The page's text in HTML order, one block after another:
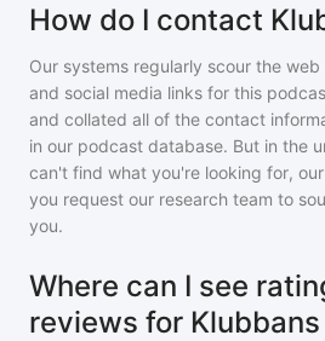
How do I contact
Our systems regularly scour the
and social media links for this
and collated all of the contact
in our podcast database. But in the
can't find what you're looking for, our
you request our research team to
you.
Where can I see
reviews for Klubbans